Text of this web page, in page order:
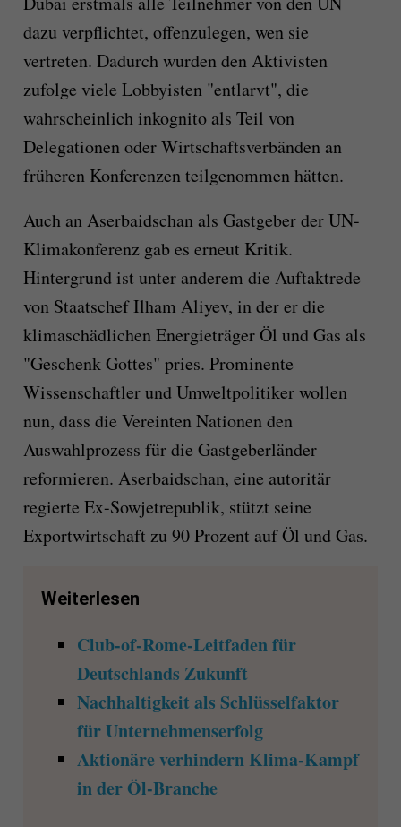
dazu verpflichtet, offenzulegen, wen sie
vertreten. Dadurch wurden den Aktivisten
zufolge viele Lobbyisten "entlarvt", die
wahrscheinlich inkognito als Teil von
Delegationen oder Wirtschaftsverbänden an
früheren Konferenzen teilgenommen hätten.
Auch an Aserbaidschan als Gastgeber der UN-
Klimakonferenz gab es erneut Kritik.
Hintergrund ist unter anderem die Auftaktrede
von Staatschef Ilham Aliyev, in der er die
klimaschädlichen Energieträger Öl und Gas als
"Geschenk Gottes" pries. Prominente
Wissenschaftler und Umweltpolitiker wollen
nun, dass die Vereinten Nationen den
Auswahlprozess für die Gastgeberländer
reformieren. Aserbaidschan, eine autoritär
regierte Ex-Sowjetrepublik, stützt seine
Exportwirtschaft zu 90 Prozent auf Öl und Gas.
Weiterlesen
Club-of-Rome-Leitfaden für
Deutschlands Zukunft
Nachhaltigkeit als Schlüsselfaktor
für Unternehmenserfolg
Aktionäre verhindern Klima-Kampf
in der Öl-Branche